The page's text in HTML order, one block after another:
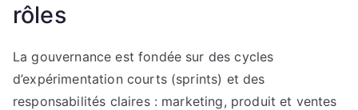
rôles
La gouvernance est fondée sur des cycles
d’expérimentation courts (sprints) et des
responsabilités claires : marketing, produit et ventes